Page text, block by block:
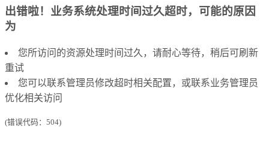
出错啦！业务系统处理时间过久超时，可能的原因
为
您所访问的资源处理时间过久，请耐心等待，稍后可刷新
重试
您可以联系管理员修改超时相关配置，或联系业务管理员
优化相关访问
(错误代码：504)